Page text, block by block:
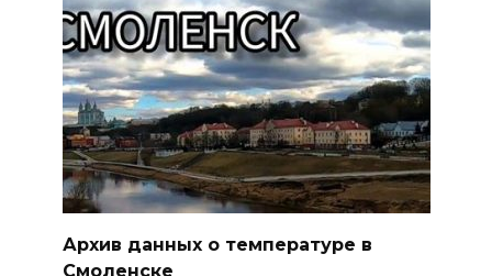
Архив данных о температуре в
Смоленске